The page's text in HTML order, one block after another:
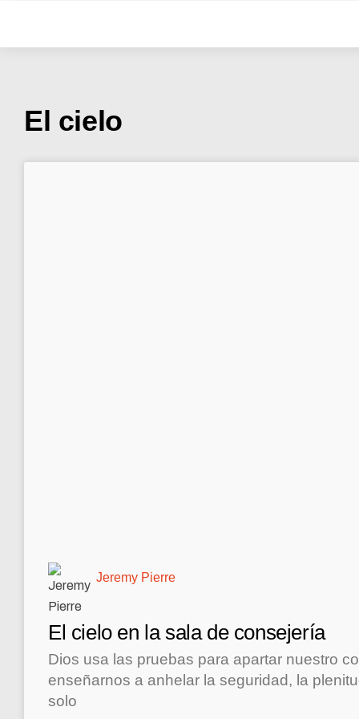
El cielo
El cielo en la sala de consejería
Dios usa las pruebas para apartar nuestro
enseñarnos a anhelar la seguridad, la
solo
Jeremy Pierre